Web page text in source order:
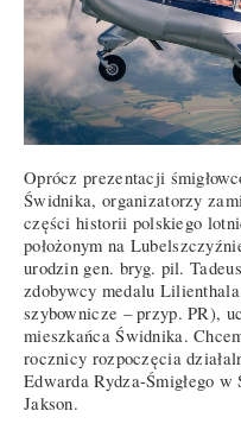
Oprócz prezentacji
Świdnika, organizatorzy
części historii polskiego
położonym na
urodzin gen. bryg. pil.
zdobywcy medalu
szybownicze – przyp. PR),
mieszkańca Świdnika.
rocznicy rozpoczęcia
Edwarda Rydza-Śmigłego
Jakson.